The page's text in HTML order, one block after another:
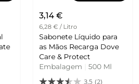
3,14 €
6,28 € / Litro
Sabonete Líquido para
as Mãos Recarga Dove
Care & Protect
Embalagem
500 Ml
3.5 (2)